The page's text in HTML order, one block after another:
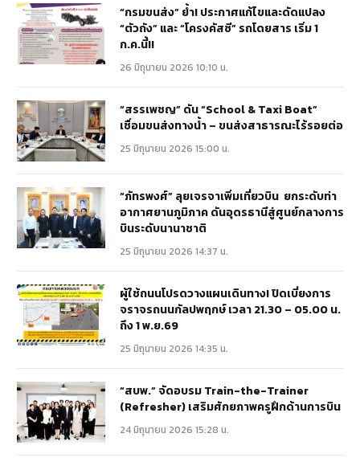
“กรมขนส่ง” ย้ำ! ประกาศแก้ไขและดัดแปลง
“ตัวถัง” และ “โครงคัสซี” รถโดยสาร เริ่ม 1
ก.ค.นี้!!
26 มิถุนายน 2026 10:10 น.
“สรรเพชญ” ดัน “School & Taxi Boat”
เชื่อมขนส่งทางน้ำ – ขนส่งสาธารณะไร้รอยต่อ
25 มิถุนายน 2026 15:00 น.
“ภัทรพงศ์” ลุยเจรจาเพิ่มเที่ยวบิน ยกระดับท่า
อากาศยานภูมิภาค ดันอุดรธานีสู่ศูนย์กลางการ
บินระดับนานาชาติ
25 มิถุนายน 2026 14:37 น.
ผู้ใช้ถนนโปรดวางแผนเดินทาง! ปิดเบี่ยงการ
จราจรถนนกัลปพฤกษ์ เวลา 21.30 – 05.00 น.
ถึง 1 พ.ย.69
25 มิถุนายน 2026 14:35 น.
“สบพ.” จัดอบรม Train-the-Trainer
(Refresher) เสริมศักยภาพครูฝึกด้านการบิน
24 มิถุนายน 2026 15:28 น.